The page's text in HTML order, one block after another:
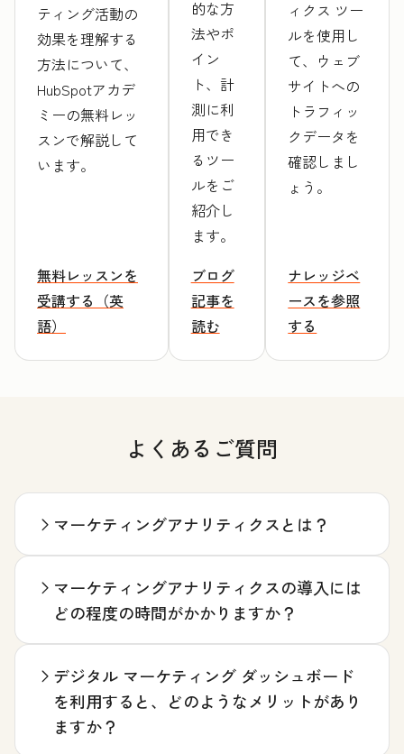
ティング活動の
効果を理解する
方法について、
HubSpotアカデ
ミーの無料レッ
スンで解説して
います。
無料レッスンを
受講する（英
語）
的な方
法やポ
イン
ト、計
測に利
用でき
るツー
ルをご
紹介し
ます。
ブログ
記事を
読む
ィクス ツー
ルを使用し
て、ウェブ
サイトへの
トラフィッ
クデータを
確認しまし
ょう。
ナレッジベ
ースを参照
する
よくあるご質問
マーケティングアナリティクスとは？
マーケティングアナリティクスの導入には
どの程度の時間がかかりますか？
デジタル マーケティング ダッシュボード
を利用すると、どのようなメリットがあり
ますか？